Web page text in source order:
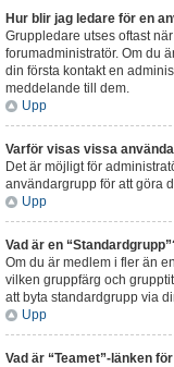
Hur blir jag ledare för en
Gruppledare utses oftast
forumadministratör. Om du
din första kontakt en
meddelande till dem.
Upp
Varför visas vissa
Det är möjligt för
användargrupp för att göra
Upp
Vad är en
Om du är medlem i fler än
vilken gruppfärg och
att byta standardgrupp via
Upp
Vad är “Teamet”-länken